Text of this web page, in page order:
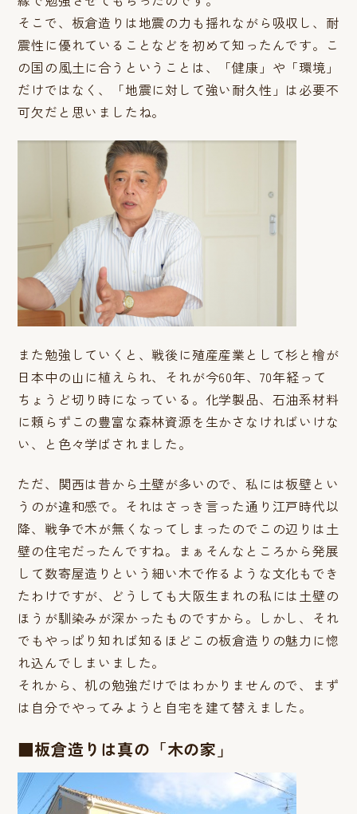
そこで、板倉造りは地震の力も揺れながら吸収し、耐
震性に優れていることなどを初めて知ったんです。こ
の国の風土に合うということは、「健康」や「環境」
だけではなく、「地震に対して強い耐久性」は必要不
可欠だと思いましたね。
また勉強していくと、戦後に殖産産業として杉と檜が
日本中の山に植えられ、それが今60年、70年経って
ちょうど切り時になっている。化学製品、石油系材料
に頼らずこの豊富な森林資源を生かさなければいけな
い、と色々学ばされました。
ただ、関西は昔から土壁が多いので、私には板壁とい
うのが違和感で。それはさっき言った通り江戸時代以
降、戦争で木が無くなってしまったのでこの辺りは土
壁の住宅だったんですね。まぁそんなところから発展
して数寄屋造りという細い木で作るような文化もでき
たわけですが、どうしても大阪生まれの私には土壁の
ほうが馴染みが深かったものですから。しかし、それ
でもやっぱり知れば知るほどこの板倉造りの魅力に惚
れ込んでしまいました。
それから、机の勉強だけではわかりませんので、まず
は自分でやってみようと自宅を建て替えました。
■板倉造りは真の「木の家」